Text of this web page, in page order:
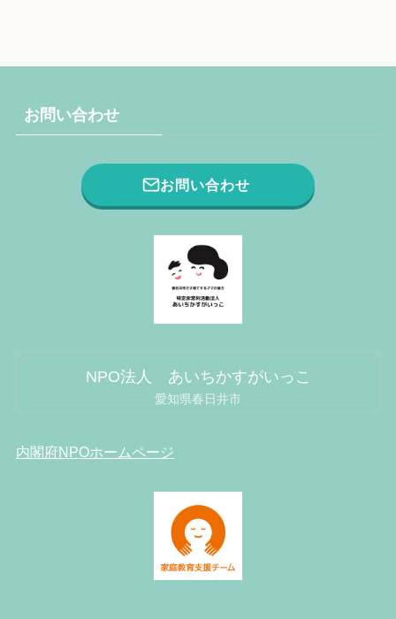
お問い合わせ
お問い合わせ
NPO法人 あいちかすがいっこ
愛知県春日井市
内閣府NPOホームページ